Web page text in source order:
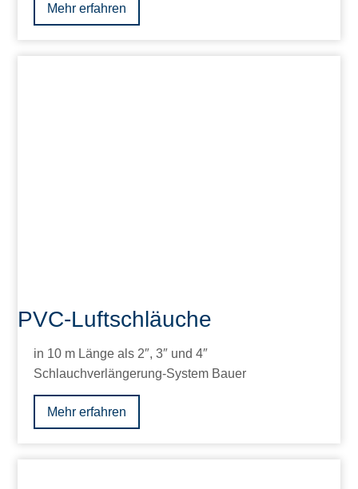
Mehr erfahren
PVC-Luftschläuche
in 10 m Länge als 2″, 3″ und 4″
Schlauchverlängerung-System Bauer
Mehr erfahren